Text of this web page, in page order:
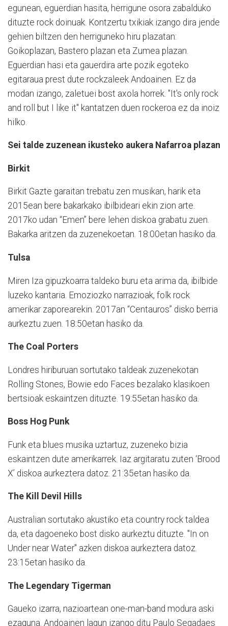
egunean, eguerdian hasita, herrigune osora zabalduko
dituzte rock doinuak. Kontzertu txikiak izango dira jende
gehien biltzen den herriguneko hiru plazatan:
Goikoplazan, Bastero plazan eta Zumea plazan.
Eguerdian hasi eta gauerdira arte pozik egoteko
egitaraua prest dute rockzaleek Andoainen. Ez da
modan izango, zaletuei bost axola horrek. "It's only rock
and roll but I like it" kantatzen duen rockeroa ez da inoiz
hilko.
Sei talde zuzenean ikusteko aukera Nafarroa plazan
Birkit
Birkit Gazte garaitan trebatu zen musikan, harik eta
2015ean bere bakarkako ibilbideari ekin zion arte.
2017ko udan “Emen” bere lehen diskoa grabatu zuen.
Bakarka aritzen da zuzenekoetan. 18:00etan hasiko da.
Tulsa
Miren Iza gipuzkoarra taldeko buru eta arima da, ibilbide
luzeko kantaria. Emoziozko narrazioak, folk rock
amerikar zaporearekin. 2017an “Centauros” disko berria
aurkeztu zuen. 18:50etan hasiko da.
The Coal Porters
Londres hiriburuan sortutako taldeak zuzenekotan
Rolling Stones, Bowie edo Faces bezalako klasikoen
bertsioak eskaintzen dituzte. 19:55etan hasiko da.
Boss Hog Punk
Funk eta blues musika uztartuz, zuzeneko bizia
eskaintzen dute amerikarrek. Iaz argitaratu zuten ‘Brood
X’ diskoa aurkeztera datoz. 21:35etan hasiko da.
The Kill Devil Hills
Australian sortutako akustiko eta country rock taldea
da, eta dagoeneko bost disko aurkeztu dituzte. "In on
Under near Water" azken diskoa aurkeztera datoz.
23:15etan hasiko da.
The Legendary Tigerman
Gaueko izarra, nazioartean one-man-band modura aski
ezaguna. Andoainen lagun izango ditu Paulo Segadaes